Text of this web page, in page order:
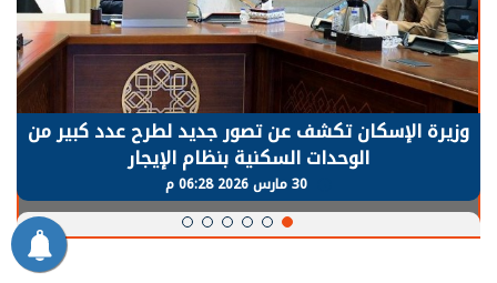
الرئيس السيسي: توقف الأنشطة في قطاع الطاقة
يحتاج إلى سنوات لعودة معدلات الإنتاج الطبيعية